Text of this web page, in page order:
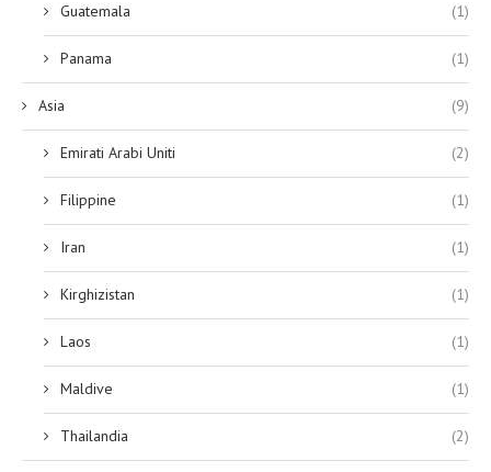
Guatemala (1)
Panama (1)
Asia (9)
Emirati Arabi Uniti (2)
Filippine (1)
Iran (1)
Kirghizistan (1)
Laos (1)
Maldive (1)
Thailandia (2)